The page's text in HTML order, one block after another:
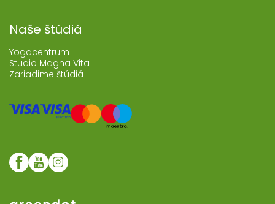
Naše štúdiá
Yogacentrum
Studio Magna Vita
Zariadime štúdiá